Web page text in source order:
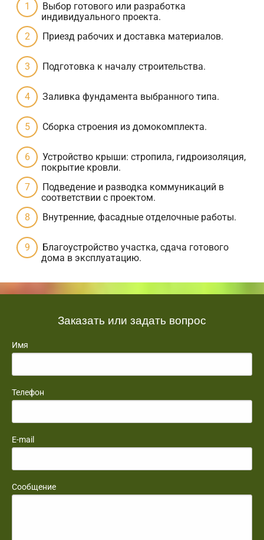
Выбор готового или разработка
индивидуального проекта.
Приезд рабочих и доставка материалов.
Подготовка к началу строительства.
Заливка фундамента выбранного типа.
Сборка строения из домокомплекта.
Устройство крыши: стропила, гидроизоляция,
покрытие кровли.
Подведение и разводка коммуникаций в
соответствии с проектом.
Внутренние, фасадные отделочные работы.
Благоустройство участка, сдача готового
дома в эксплуатацию.
Заказать или задать вопрос
Имя
Телефон
E-mail
Сообщение